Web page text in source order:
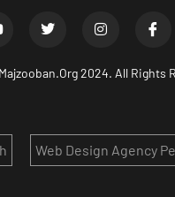
Majzooban.Org2024. All Rights
Web Design Agency